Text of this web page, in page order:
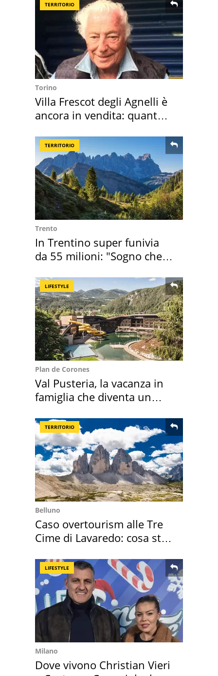
TERRITORIO
Torino
Villa Frescot degli Agnelli è
ancora in vendita: quanto
TERRITORIO
Trento
In Trentino super funivia
da 55 milioni: "Sogno che si
LIFESTYLE
Plan de Corones
Val Pusteria, la vacanza in
famiglia che diventa un
TERRITORIO
Belluno
Caso overtourism alle Tre
Cime di Lavaredo: cosa sta
LIFESTYLE
Milano
Dove vivono Christian Vieri